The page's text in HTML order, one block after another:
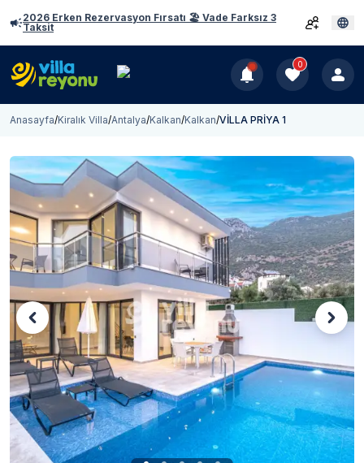
2026 Erken Rezervasyon Fırsatı 🏖️ Vade Farksız 3
Taksit
0
Anasayfa/Kiralık Villa/Antalya/Kalkan/Kalkan/VİLLA PRİYA 1